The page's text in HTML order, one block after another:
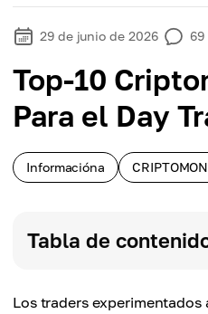
29 de junio de 2026 69
Top-10
Para el Day
Informacióna
Tabla de
Los traders